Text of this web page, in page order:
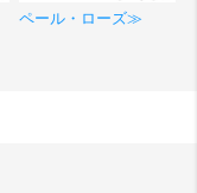
ペール・ローズ≫